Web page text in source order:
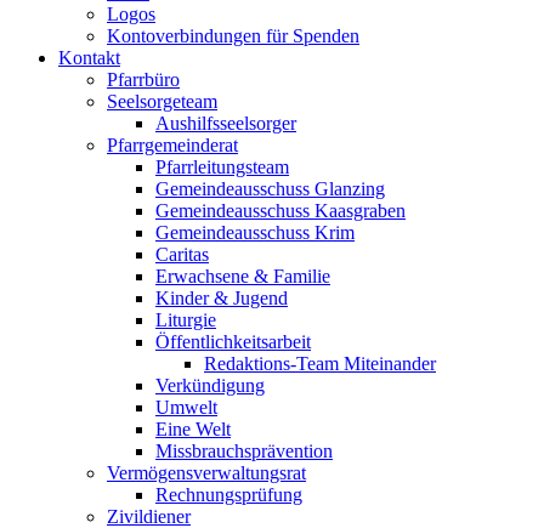
Logos
Kontoverbindungen für Spenden
Kontakt
Pfarrbüro
Seelsorgeteam
Aushilfsseelsorger
Pfarrgemeinderat
Pfarrleitungsteam
Gemeindeausschuss Glanzing
Gemeindeausschuss Kaasgraben
Gemeindeausschuss Krim
Caritas
Erwachsene & Familie
Kinder & Jugend
Liturgie
Öffentlichkeitsarbeit
Redaktions-Team Miteinander
Verkündigung
Umwelt
Eine Welt
Missbrauchsprävention
Vermögensverwaltungsrat
Rechnungsprüfung
Zivildiener